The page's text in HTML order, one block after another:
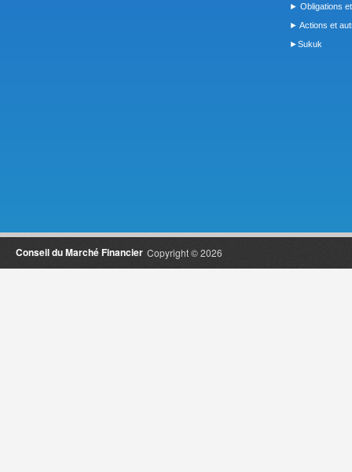
► Obligations
► Actions et
►Sukuk
Copyright © 2026
Conseil du Marché Financier